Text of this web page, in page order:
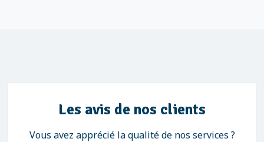
Les avis de nos clients
Vous avez apprécié la qualité de nos services ?